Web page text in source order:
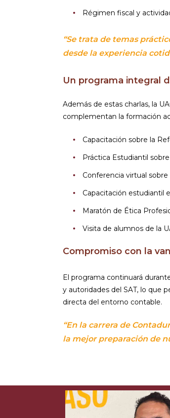
Régimen fiscal y
“Se trata de temas
desde la experiencia
Un programa integral
Además de estas charlas, la
complementan la formación
Capacitación sobre la
Práctica Estudiantil
Conferencia virtual
Capacitación estudiantil
Maratón de Ética
Visita de alumnos de la
Compromiso con la
El programa continuará
y autoridades del SAT, lo que
directa del entorno contable.
“En la carrera de
la mejor preparación de